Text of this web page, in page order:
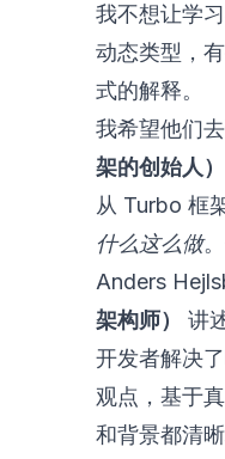
我不想让学
动态类型，
式的解释。
我希望他们
架的创始人）
从 Turbo 框
什么这么做
Anders
架构师）
讲
开发者解决
观点，基于
和背景都清